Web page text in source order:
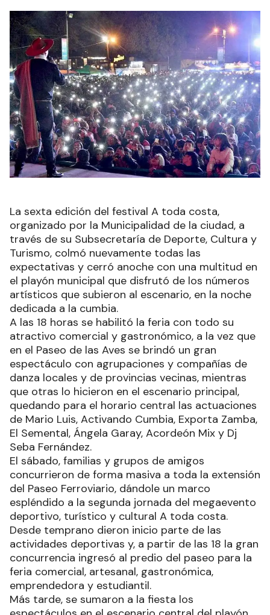
La sexta edición del festival A toda costa,
organizado por la Municipalidad de la ciudad, a
través de su Subsecretaría de Deporte, Cultura y
Turismo, colmó nuevamente todas las
expectativas y cerró anoche con una multitud en
el playón municipal que disfrutó de los números
artísticos que subieron al escenario, en la noche
dedicada a la cumbia.
A las 18 horas se habilitó la feria con todo su
atractivo comercial y gastronómico, a la vez que
en el Paseo de las Aves se brindó un gran
espectáculo con agrupaciones y compañías de
danza locales y de provincias vecinas, mientras
que otras lo hicieron en el escenario principal,
quedando para el horario central las actuaciones
de Mario Luis, Activando Cumbia, Exporta Zamba,
El Semental, Ángela Garay, Acordeón Mix y Dj
Seba Fernández.
El sábado, familias y grupos de amigos
concurrieron de forma masiva a toda la extensión
del Paseo Ferroviario, dándole un marco
espléndido a la segunda jornada del megaevento
deportivo, turístico y cultural A toda costa.
Desde temprano dieron inicio parte de las
actividades deportivas y, a partir de las 18 la gran
concurrencia ingresó al predio del paseo para la
feria comercial, artesanal, gastronómica,
emprendedora y estudiantil.
Más tarde, se sumaron a la fiesta los